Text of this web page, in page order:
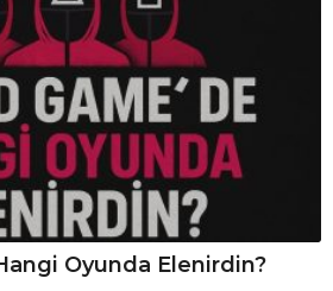
Oyunda Elenirdin?